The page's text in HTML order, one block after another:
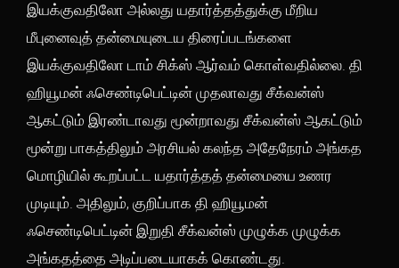
இயக்குவதிலோ அல்லது யதார்த்தத்துக்கு மீறிய
மீபுனைவுத் தன்மையுடைய திரைப்படங்களை
இயக்குவதிலோ டாம் சிக்ஸ் ஆர்வம் கொள்வதில்லை. தி
ஹியூமன் ஃசெண்டிபெட்டின் முதலாவது சீக்வன்ஸ்
ஆகட்டும் இரண்டாவது மூன்றாவது சீக்வன்ஸ் ஆகட்டும்
மூன்று பாகத்திலும் அரசியல் கலந்த அதேநேரம் அங்கத
மொழியில் கூறப்பட்ட யதார்த்தத் தன்மையை உணர
முடியும். அதிலும், குறிப்பாக தி ஹியூமன்
ஃசெண்டிபெட்டின் இறுதி சீக்வன்ஸ் முழுக்க முழுக்க
அங்கதத்தை அடிப்படையாகக் கொண்டது.